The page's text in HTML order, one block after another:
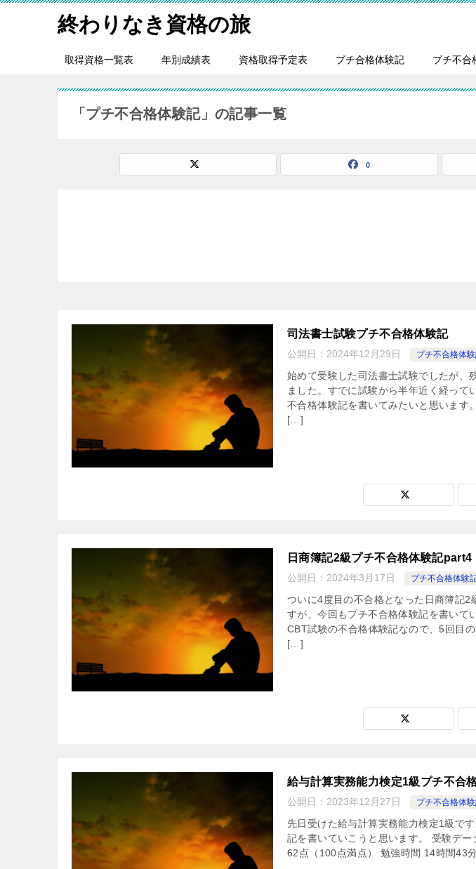
終わりなき資格の旅
取得資格一覧表 年別成績表 資格取得予定表 プチ合格体験記 プチ不合
「プチ不合格体験記」の記事一覧
0
司法書士試験プチ不合格体験記
公開日： 2024年12月29日 プチ不合格体
始めて受験した司法書士試験でしたが、
ました。すでに試験から半年近く経って
不合格体験記を書いてみたいと思います
[…]
日商簿記2級プチ不合格体験記part4
公開日： 2024年3月17日 プチ不合格体験
ついに4度目の不合格となった日商簿記2
すが、今回もプチ不合格体験記を書いて
CBT試験の不合格体験記なので、5回目
[…]
給与計算実務能力検定1級プチ不合
公開日： 2023年12月27日 プチ不合格体
先日受けた給与計算実務能力検定1級で
記を書いていこうと思います。 受験デ
62点（100点満点） 勉強時間 14時間43